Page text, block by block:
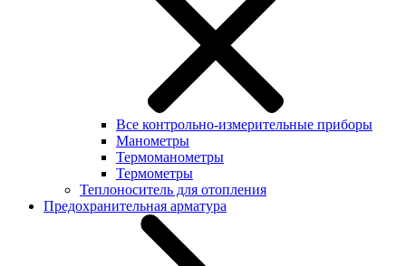
Все контрольно-измерительные приборы
Манометры
Термоманометры
Термометры
Теплоноситель для отопления
Предохранительная арматура